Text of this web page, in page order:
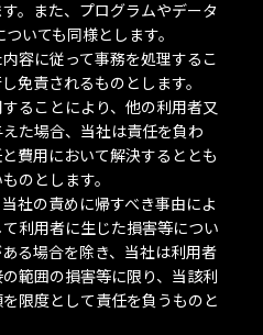
。また、プログラムやデータ
いても同様とします。
容に従って事務を処理するこ
免責されるものとします。
ることにより、他の利用者又
た場合、当社は責任を負わ
費用において解決するととも
のとします。
社の責めに帰すべき事由によ
利用者に生じた損害等につい
る場合を除き、当社は利用者
範囲の損害等に限り、当該利
限度として責任を負うものと